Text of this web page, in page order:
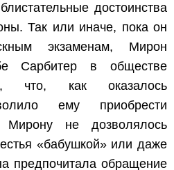
достоинства
Так или иначе, пока он
экзаменам, Мирон
Сарбитер в обществе
что, как оказалось
ему приобрести
Мирону не дозволялось
«бабушкой» или даже
предпочитала обращение